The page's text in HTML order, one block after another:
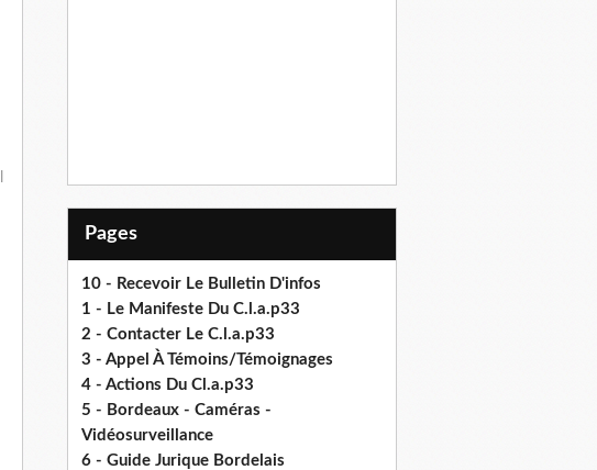
Pages
10 - Recevoir Le Bulletin D'infos
1 - Le Manifeste Du C.l.a.p33
2 - Contacter Le C.l.a.p33
3 - Appel À Témoins/Témoignages
4 - Actions Du Cl.a.p33
5 - Bordeaux - Caméras -
Vidéosurveillance
6 - Guide Jurique Bordelais